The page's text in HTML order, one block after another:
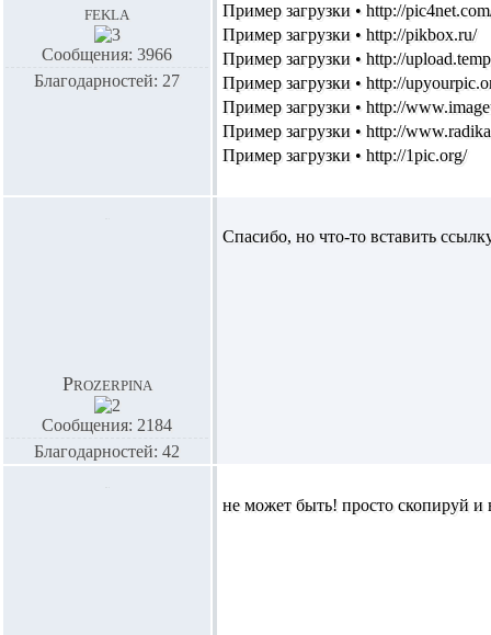
fekla
Сообщения: 3966
Благодарностей: 27
Пример загрузки • http://
Пример загрузки • http://pikbox.ru/
Пример загрузки • http://
Пример загрузки • http://
Пример загрузки • http://
Пример загрузки • http://
Пример загрузки • http://1pic.org/
Prozerpina
Сообщения: 2184
Благодарностей: 42
Спасибо, но что-то вставить
не может быть! просто скопируй и